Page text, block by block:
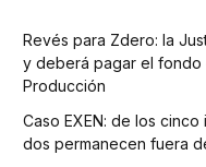
Revés para Zdero: la
y deberá pagar el fondo
Producción
Caso EXEN: de los
dos permanecen fuera